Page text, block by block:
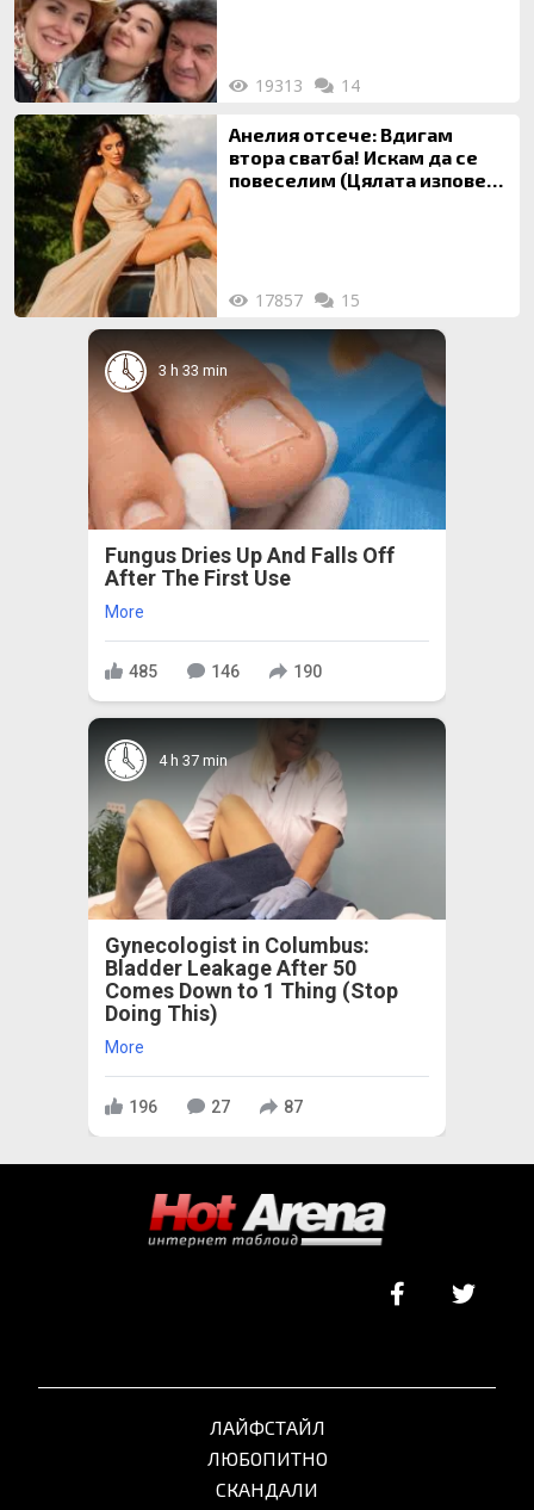
19313 14
Анелия отсече: Вдигам
втора сватба! Искам да се
повеселим (Цялата изповед
17857 15
3 h 33 min
Fungus Dries Up And Falls Off
After The First Use
More
485 146 190
4 h 37 min
Gynecologist in Columbus:
Bladder Leakage After 50
Comes Down to 1 Thing (Stop
Doing This)
More
196 27 87
ЛАЙФСТАЙЛ
ЛЮБОПИТНО
СКАНДАЛИ